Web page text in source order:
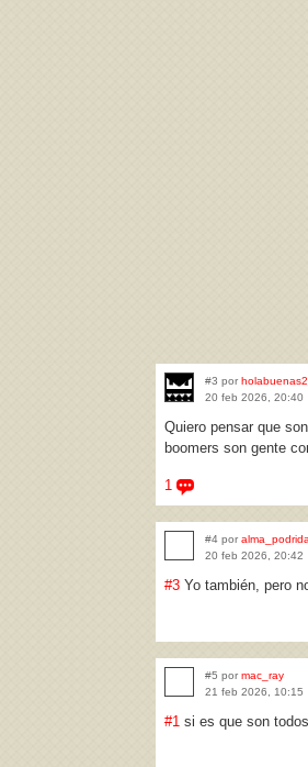
#3 por
20 feb 2026, 20:40
Quiero pensar que
boomers son gente
1
#4 por alma_podrida
20 feb 2026, 20:42
#3 Yo también, pero
#5 por mac_ray
21 feb 2026, 10:15
#1 si es que son